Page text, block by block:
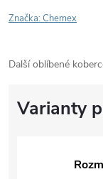
Značka:Chemex
Další oblíbené